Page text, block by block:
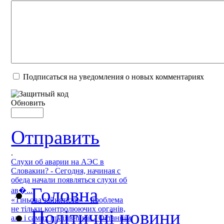
Подписаться на уведомления о новых комментариях
Обновить
Отправить
.
Слухи об аварии на АЭС в
Словакии? - Сегодня, начиная с
обеда начали появляться слухи об
ав�...
«Тіньова зайнятість» – проблема
не тільки контролюючих органів,
але і самих працівників - Останнім
Головна
Політичні новини